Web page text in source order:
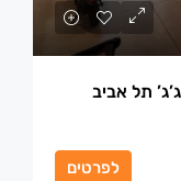
לפרטים